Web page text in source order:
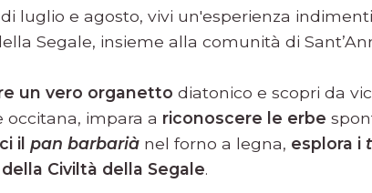
luglio e agosto, vivi un'esperienza
Segale, insieme alla comunità di
un vero organetto diatonico e scopri da
occitana, impara a riconoscere le erbe
il pan barbarià nel forno a legna, esplora i
Civiltà della Segale.